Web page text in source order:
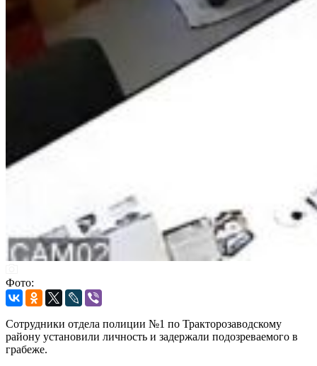
Фото:
Сотрудники отдела полиции №1 по Тракторозаводскому
району установили личность и задержали подозреваемого в
грабеже.